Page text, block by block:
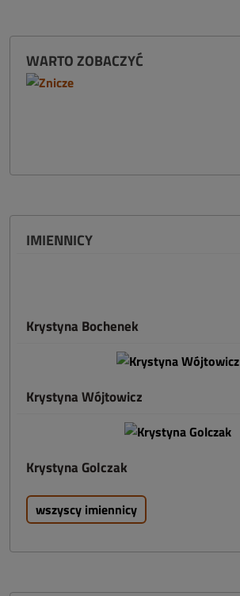
WARTO ZOBACZYĆ
IMIENNICY
Krystyna Bochenek
Krystyna Wójtowicz
Krystyna Golczak
wszyscy imiennicy